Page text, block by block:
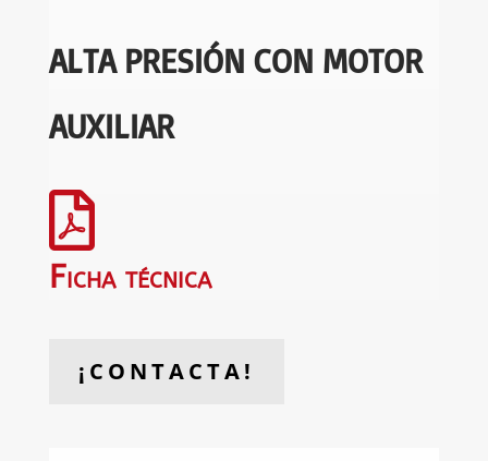
ALTA PRESIÓN CON MOTOR
AUXILIAR

Ficha técnica
¡CONTACTA!